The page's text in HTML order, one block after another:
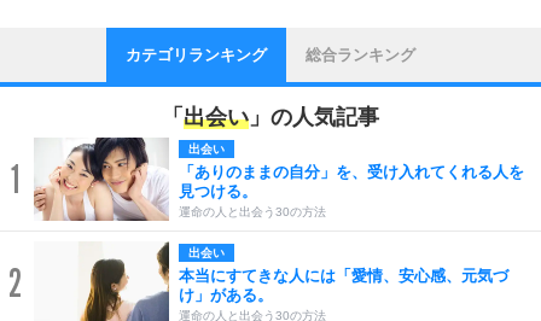
カテゴリランキング 総合ランキング
「 出会い 」の人気記事
1
出会い
「ありのままの自分」を、受け入れてくれる人を
見つける。
運命の人と出会う30の方法
2
出会い
本当にすてきな人には「愛情、安心感、元気づ
け」がある。
運命の人と出会う30の方法